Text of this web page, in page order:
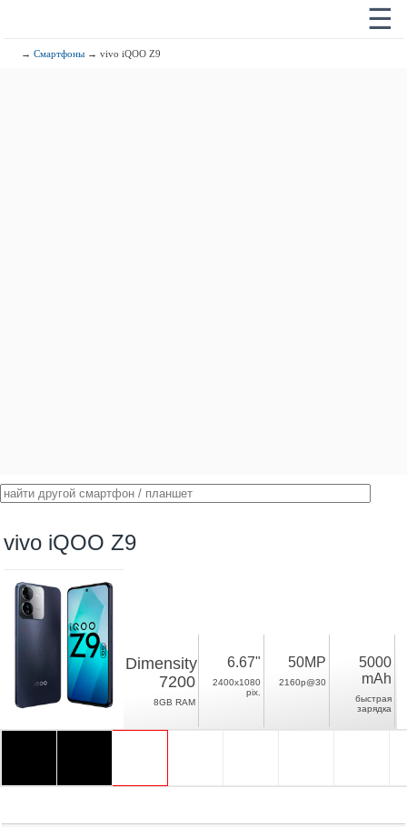
☰
→Смартфоны → vivo iQOO Z9
vivo iQOO Z9
Dimensity
7200
8GB RAM
6.67"
2400x1080
pix.
50MP
2160p@30
5000
mAh
быстрая
зарядка